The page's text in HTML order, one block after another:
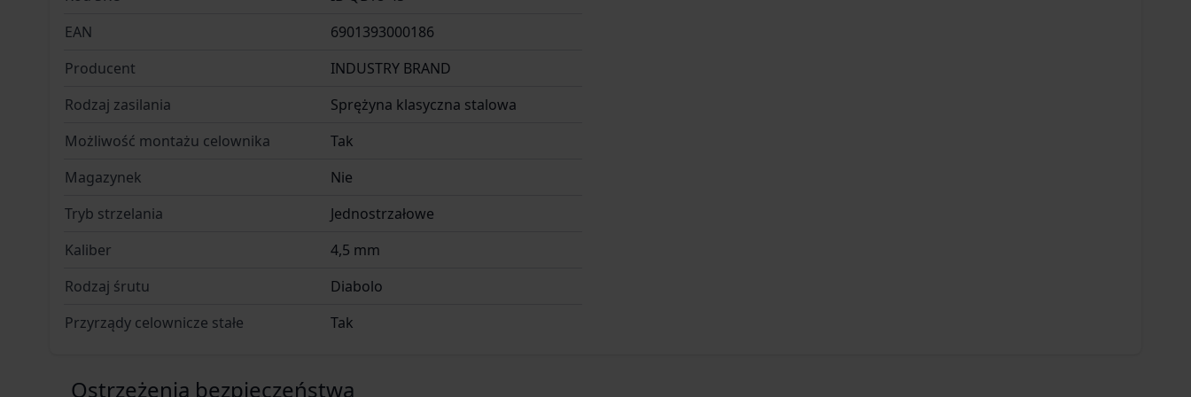
EAN
6901393000186
Producent
INDUSTRY BRAND
Rodzaj zasilania
Sprężyna klasyczna stalowa
Możliwość montażu celownika
Tak
Magazynek
Nie
Tryb strzelania
Jednostrzałowe
Kaliber
4,5 mm
Rodzaj śrutu
Diabolo
Przyrządy celownicze stałe
Tak
Ostrzeżenia bezpieczeństwa